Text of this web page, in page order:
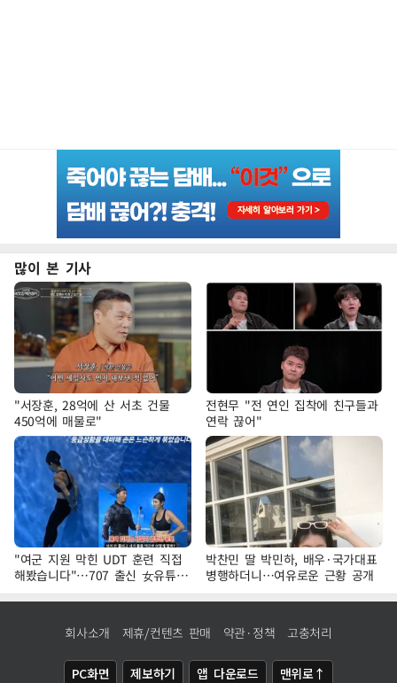
많이 본 기사
"서장훈, 28억에 산 서초 건물
450억에 매물로"
전현무 "전 연인 집착에 친구들과
연락 끊어"
"여군 지원 막힌 UDT 훈련 직접
해봤습니다"…707 출신 女유튜버
'완벽 소화'
박찬민 딸 박민하, 배우·국가대표
병행하더니…여유로운 근황 공개
회사소개 제휴/컨텐츠 판매 약관·정책 고충처리
PC화면 제보하기 앱 다운로드 맨위로↑